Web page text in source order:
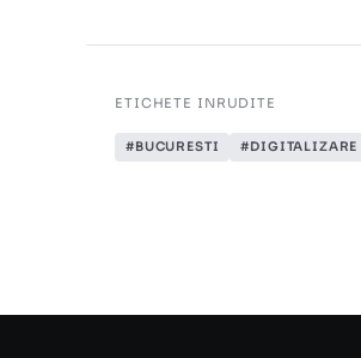
ETICHETE INRUDITE
#BUCURESTI #DIGITALIZARE